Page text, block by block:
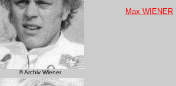
© Archiv Wiener
Max WIENER